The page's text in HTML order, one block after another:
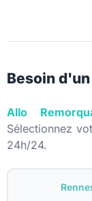
Besoin
Allo
Sélectionnez
24h/24.